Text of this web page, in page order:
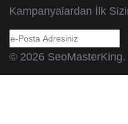
Kampanyalardan İlk
© 2026 SeoMasterKing.